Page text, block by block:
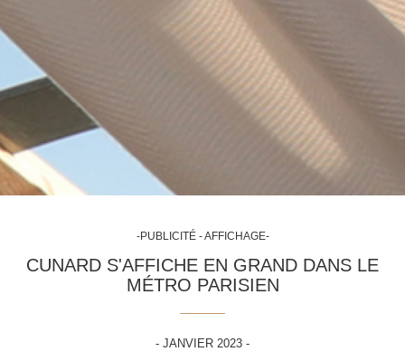
-PUBLICITÉ - AFFICHAGE-
CUNARD S'AFFICHE EN GRAND DANS LE
MÉTRO PARISIEN
- JANVIER 2023 -